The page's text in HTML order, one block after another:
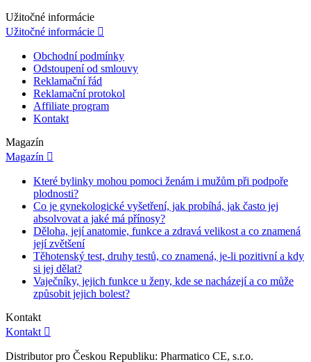
Užitočné informácie
Užitočné informácie 
Obchodní podmínky
Odstoupení od smlouvy
Reklamační řád
Reklamační protokol
Affiliate program
Kontakt
Magazín
Magazín 
Které bylinky mohou pomoci ženám i mužům při podpoře
plodnosti?
Co je gynekologické vyšetření, jak probíhá, jak často jej
absolvovat a jaké má přínosy?
Děloha, její anatomie, funkce a zdravá velikost a co znamená
její zvětšení
Těhotenský test, druhy testů, co znamená, je-li pozitivní a kdy
si jej dělat?
Vaječníky, jejich funkce u ženy, kde se nacházejí a co může
způsobit jejich bolest?
Kontakt
Kontakt 
Distributor pro Českou Republiku: Pharmatico CE, s.r.o.